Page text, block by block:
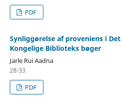
PDF
Synliggørelse af proveniens i Det
Kongelige Biblioteks bøger
Jarle Rui Aadna
28-33
PDF